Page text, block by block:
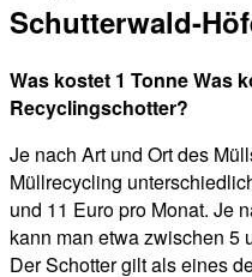
Schutterwald-
Was kostet 1 Tonne Was
Recyclingschotter?
Je nach Art und Ort des
Müllrecycling
und 11 Euro pro Monat. Je
kann man etwa zwischen 5
Der Schotter gilt als eines